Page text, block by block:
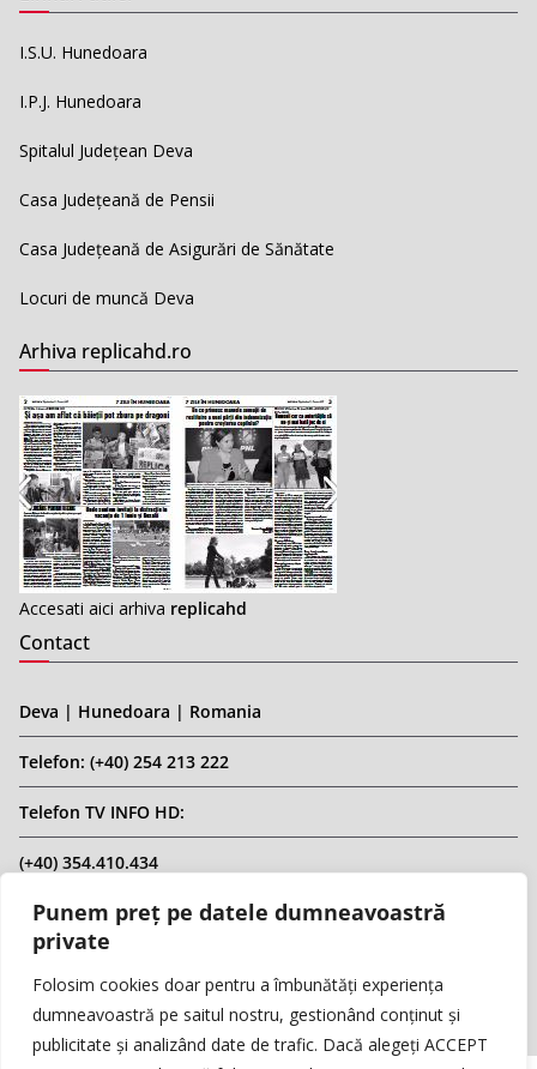
Punem preț pe datele dumneavoastră
private
Folosim cookies doar pentru a îmbunătăți experiența
dumneavoastră pe saitul nostru, gestionând conținut și
publicitate și analizând date de trafic. Dacă alegeți ACCEPT
I.S.U. Hunedoara
I.P.J. Hunedoara
Spitalul Județean Deva
Casa Județeană de Pensii
Casa Județeană de Asigurări de Sănătate
Locuri de muncă Deva
Arhiva replicahd.ro
Accesati aici arhiva replicahd
Contact
Deva | Hunedoara | Romania
Telefon: (+40) 254 213 222
Telefon TV INFO HD:
(+40) 354.410.434
Email: infohd20@gmail.com
Website: www.replicahd.ro